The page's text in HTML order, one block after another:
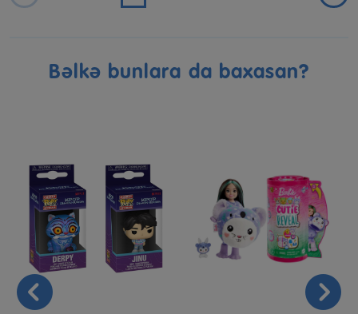
Bəlkə bunlara da baxasan?